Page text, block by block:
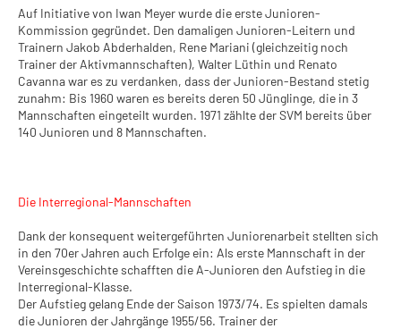
Auf Initiative von Iwan Meyer wurde die erste Junioren-
Kommission gegründet. Den damaligen Junioren-Leitern und
Trainern Jakob Abderhalden, Rene Mariani (gleichzeitig noch
Trainer der Aktivmannschaften), Walter Lüthin und Renato
Cavanna war es zu verdanken, dass der Junioren-Bestand stetig
zunahm: Bis 1960 waren es bereits deren 50 Jünglinge, die in 3
Mannschaften eingeteilt wurden. 1971 zählte der SVM bereits über
140 Junioren und 8 Mannschaften.
Die Interregional-Mannschaften
Dank der konsequent weitergeführten Juniorenarbeit stellten sich
in den 70er Jahren auch Erfolge ein: Als erste Mannschaft in der
Vereinsgeschichte schafften die A-Junioren den Aufstieg in die
Interregional-Klasse.
Der Aufstieg gelang Ende der Saison 1973/74. Es spielten damals
die Junioren der Jahrgänge 1955/56. Trainer der